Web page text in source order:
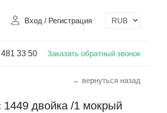
Вход / Регистрация
33 50 Заказать обратный звонок
← вернуться назад
двойка /1 мокрый